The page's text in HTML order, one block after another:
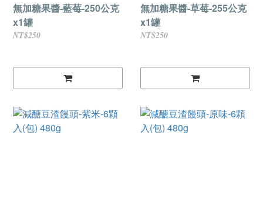
無加糖果醬-藍莓-250公克
x1罐
NT$250
無加糖果醬-草莓-255公克
x1罐
NT$250